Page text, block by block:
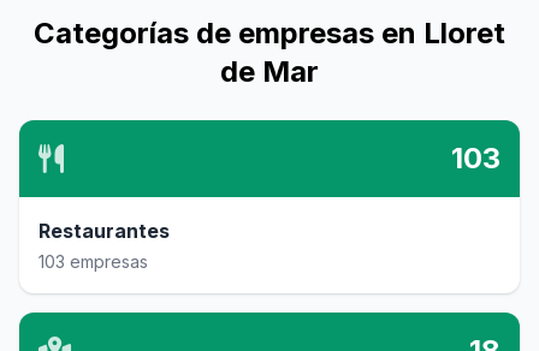
Categorías de empresas en Lloret
de Mar
103
Restaurantes
103 empresas